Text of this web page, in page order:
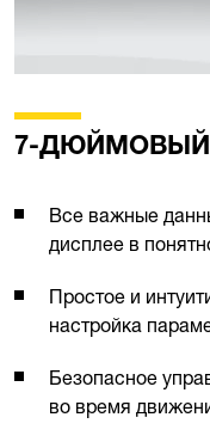
7-
Все важные
дисплее в
Простое и
настройка
Безопасное
во время